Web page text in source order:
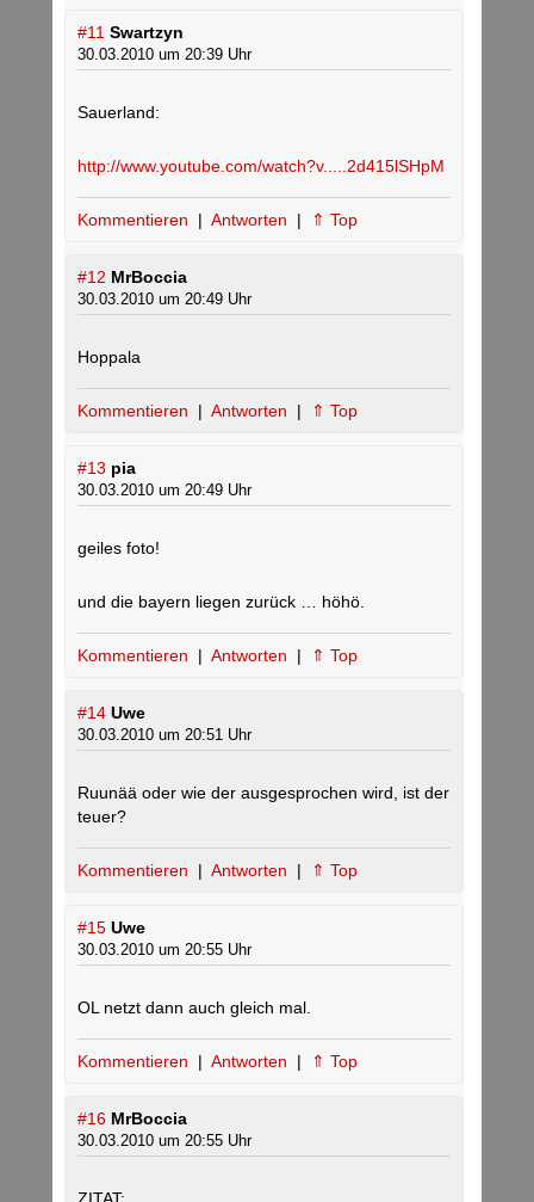
#11 Swartzyn
30.03.2010 um 20:39 Uhr
Sauerland:
http://www.youtube.com/watch?v.....2d415lSHpM
Kommentieren | Antworten | ⇑ Top
#12 MrBoccia
30.03.2010 um 20:49 Uhr
Hoppala
Kommentieren | Antworten | ⇑ Top
#13 pia
30.03.2010 um 20:49 Uhr
geiles foto!
und die bayern liegen zurück … höhö.
Kommentieren | Antworten | ⇑ Top
#14 Uwe
30.03.2010 um 20:51 Uhr
Ruunää oder wie der ausgesprochen wird, ist der
teuer?
Kommentieren | Antworten | ⇑ Top
#15 Uwe
30.03.2010 um 20:55 Uhr
OL netzt dann auch gleich mal.
Kommentieren | Antworten | ⇑ Top
#16 MrBoccia
30.03.2010 um 20:55 Uhr